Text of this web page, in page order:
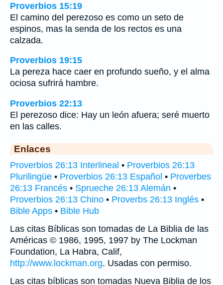
Proverbios 15:19
El camino del perezoso es como un seto de
espinos, mas la senda de los rectos es una
calzada.
Proverbios 19:15
La pereza hace caer en profundo sueño, y el alma
ociosa sufrirá hambre.
Proverbios 22:13
El perezoso dice: Hay un león afuera; seré muerto
en las calles.
Enlaces
Proverbios 26:13 Interlineal • Proverbios 26:13
Plurilingüe • Proverbios 26:13 Español • Proverbes
26:13 Francés • Sprueche 26:13 Alemán •
Proverbios 26:13 Chino • Proverbs 26:13 Inglés •
Bible Apps • Bible Hub
Las citas Bíblicas son tomadas de La Biblia de las
Américas © 1986, 1995, 1997 by The Lockman
Foundation, La Habra, Calif,
http://www.lockman.org. Usadas con permiso.
Las citas bíblicas son tomadas Nueva Biblia de los